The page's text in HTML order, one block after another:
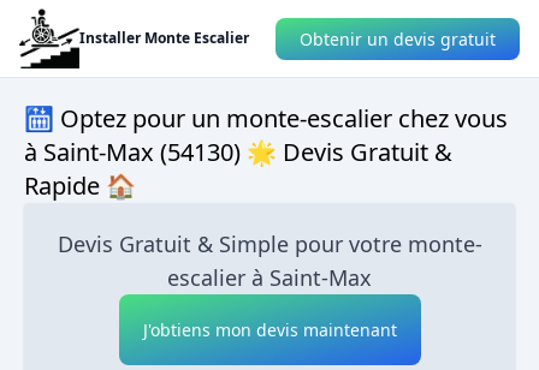
Installer Monte Escalier Obtenir un devis gratuit
🛗 Optez pour un monte-escalier chez vous
à Saint-Max (54130) 🌟 Devis Gratuit &
Rapide 🏠
Devis Gratuit & Simple pour votre monte-
escalier à Saint-Max
J'obtiens mon devis maintenant